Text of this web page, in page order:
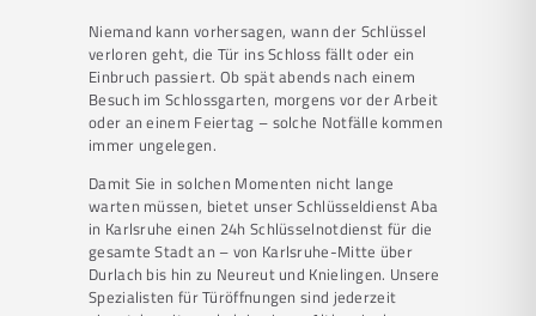
Niemand kann vorhersagen, wann der Schlüssel
verloren geht, die Tür ins Schloss fällt oder ein
Einbruch passiert. Ob spät abends nach einem
Besuch im Schlossgarten, morgens vor der Arbeit
oder an einem Feiertag – solche Notfälle kommen
immer ungelegen.
Damit Sie in solchen Momenten nicht lange
warten müssen, bietet unser Schlüsseldienst Aba
in Karlsruhe einen 24h Schlüsselnotdienst für die
gesamte Stadt an – von Karlsruhe-Mitte über
Durlach bis hin zu Neureut und Knielingen. Unsere
Spezialisten für Türöffnungen sind jederzeit